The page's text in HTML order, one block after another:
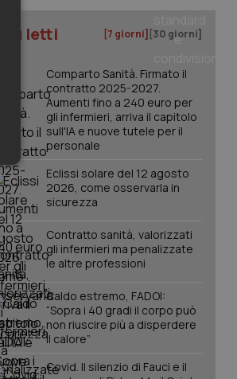
I più letti [7 giorni] [30 giorni]
Comparto Sanità. Firmato il
contratto 2025-2027.
Aumenti fino a 240 euro per
gli infermieri, arriva il capitolo
sull'IA e nuove tutele per il
personale
Eclissi solare del 12 agosto
2026, come osservarla in
sicurezza
Contratto sanità, valorizzati
gli infermieri ma penalizzate
le altre professioni
Caldo estremo, FADOI:
“Sopra i 40 gradi il corpo può
non riuscire più a disperdere
il calore”
Covid. Il silenzio di Fauci e il